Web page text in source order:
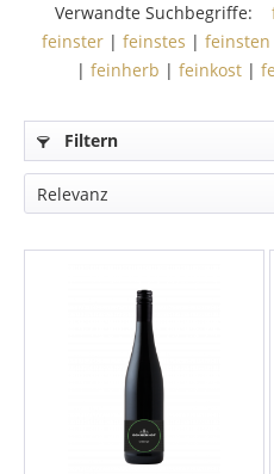
Verwandte Suchbegriffe:
feinster| feinstes | feinsten
| feinherb | feinkost|
Filtern